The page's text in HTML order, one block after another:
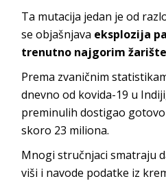
Ta mutacija jedan je od
se objašnjava eksplozija
trenutno najgorim
Prema zvaničnim
dnevno od kovida-19 u
preminulih dostigao gotovo
skoro 23 miliona.
Mnogi stručnjaci smatraju
viši i navode podatke iz